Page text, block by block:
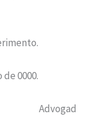
0000.